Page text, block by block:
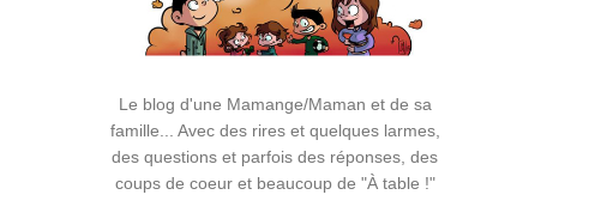
Le blog d'une Mamange/Maman et de sa
famille... Avec des rires et quelques larmes,
des questions et parfois des réponses, des
coups de coeur et beaucoup de "À table !"